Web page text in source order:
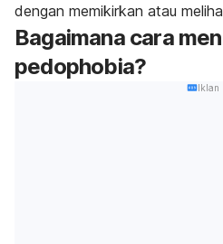
dengan memikirkan atau
Bagaimana cara
pedophobia?
Iklan